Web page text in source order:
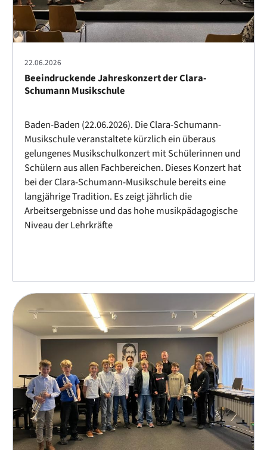
22.06.2026
Beeindruckende Jahreskonzert der Clara-
Schumann Musikschule
Baden-Baden (22.06.2026). Die Clara-Schumann-
Musikschule veranstaltete kürzlich ein überaus
gelungenes Musikschulkonzert mit Schülerinnen und
Schülern aus allen Fachbereichen. Dieses Konzert hat
bei der Clara-Schumann-Musikschule bereits eine
langjährige Tradition. Es zeigt jährlich die
Arbeitsergebnisse und das hohe musikpädagogische
Niveau der Lehrkräfte